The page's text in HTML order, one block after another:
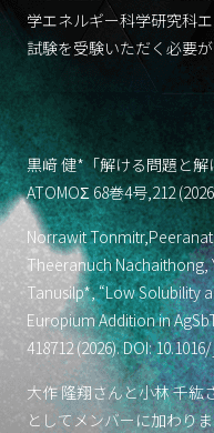
学エネルギー科学研究科
試験を受験いただく必要
黒﨑 健*「解ける問題と
ATOMOΣ 68巻4号,212
Norrawit
Theeranuch Nachaithong,
Tanusilp*, “Low Solubility
Europium Addition in
418712 (2026). DOI:
大作 隆翔さんと小林 千紘
としてメンバーに加わり